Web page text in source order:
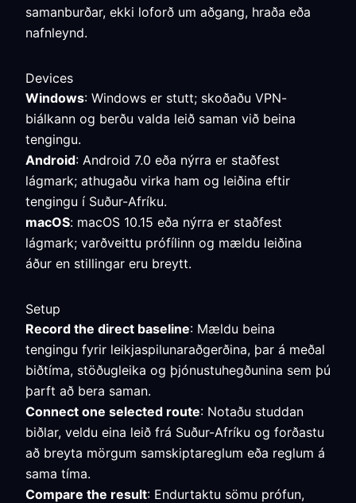
samanburðar, ekki loforð um aðgang, hraða eða
nafnleynd.
Devices
Windows: Windows er stutt; skoðaðu VPN-
biálkann og berðu valda leið saman við beina
tengingu.
Android: Android 7.0 eða nýrra er staðfest
lágmark; athugaðu virka ham og leiðina eftir
tengingu í Suður-Afríku.
macOS: macOS 10.15 eða nýrra er staðfest
lágmark; varðveittu prófílinn og mældu leiðina
áður en stillingar eru breytt.
Setup
Record the direct baseline: Mældu beina
tengingu fyrir leikjaspilunaraðgerðina, þar á meðal
biðtíma, stöðugleika og þjónustuhegðunina sem þú
þarft að bera saman.
Connect one selected route: Notaðu studdan
biðlar, veldu eina leið frá Suður-Afríku og forðastu
að breyta mörgum samskiptareglum eða reglum á
sama tíma.
Compare the result: Endurtaktu sömu prófun,